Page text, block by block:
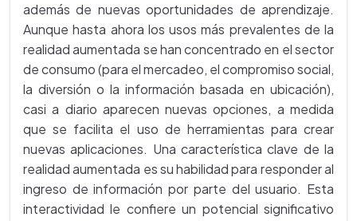
además de nuevas oportunidades de aprendizaje.
Aunque hasta ahora los usos más prevalentes de la
realidad aumentada se han concentrado en el sector
de consumo (para el mercadeo, el compromiso social,
la diversión o la información basada en ubicación),
casi a diario aparecen nuevas opciones, a medida
que se facilita el uso de herramientas para crear
nuevas aplicaciones. Una característica clave de la
realidad aumentada es su habilidad para responder al
ingreso de información por parte del usuario. Esta
interactividad le confiere un potencial significativo